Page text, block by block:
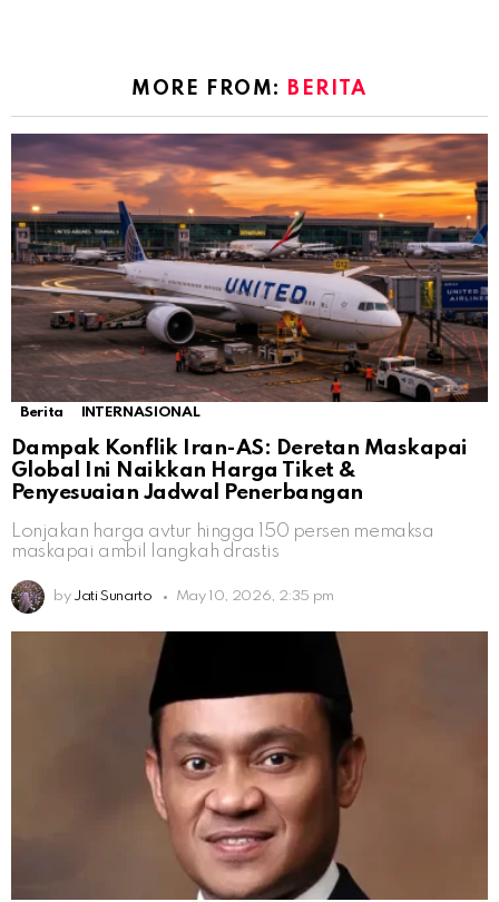
MORE FROM: BERITA
Berita INTERNASIONAL
Dampak Konflik Iran-AS: Deretan Maskapai
Global Ini Naikkan Harga Tiket &
Penyesuaian Jadwal Penerbangan
Lonjakan harga avtur hingga 150 persen memaksa
maskapai ambil langkah drastis
by Jati Sunarto May 10, 2026, 2:35 pm